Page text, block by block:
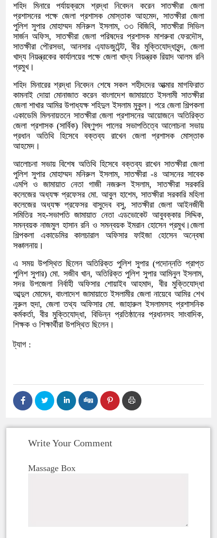
শহিদ মিনারে পর্যায়ক্রমে শ্রদ্ধা নিবেদন করেন সাতক্ষীরা জেলা
প্রশাসনের পক্ষে জেলা প্রশাসক মোস্তাক আহমেদ, সাতক্ষীরা জেলা
পুলিশ সুপার মোহাম্মদ মনিরুল ইসলাম, ৩৩ বিজিবি, সাতক্ষীরা সিভিল
সার্জন অফিস, সাতক্ষীরা জেলা পরিষদের প্রশাসক মাশরুবা ফেরদৌস,
সাতক্ষীরা পৌরসভা, আনসার এ্যাডজুটেন্ট, বীর মুক্তিযোদ্ধাবৃন্দ, জেলা
খাদ্য নিয়ন্ত্রকের কার্যালয়ের পক্ষে জেলা খাদ্য নিয়ন্ত্রক রিয়াদ আলম রনি
প্রমুখ।
শহিদ মিনারের শ্রদ্ধা নিবেদন শেষে সকল শহীদদের আত্মার মাগফিরাত
কামনাই দোয়া মোনাজাত করেন বাংলাদেশ জামায়াতে ইসলামী সাতক্ষীরা
জেলা শাখার আমির উপাধ্যক্ষ শহিদুল ইসলাম মুকুল। পরে জেলা শিল্পকলা
একাডেমি মিলনায়তনে সাতক্ষীরা জেলা প্রশাসনের আয়োজনে অতিরিক্ত
জেলা প্রশাসক (সার্বিক) বিষ্ণুপদ পালের সভাপতিত্বে আলোচনা সভায়
প্রধান অতিথি হিসেবে বক্তব্য রাখেন জেলা প্রশাসক মোস্তাক
আহমেদ।
আলোচনা সভায় বিশেষ অতিথি হিসেবে বক্তব্য রাখেন সাতক্ষীরা জেলা
পুলিশ সুপার মোহাম্মদ মনিরুল ইসলাম, সাতক্ষীরা -৪ আসনের সাবেক
এমপি ও জামায়াত নেতা গাজী নজরুল ইসলাম, সাতক্ষীরা সরকারি
কলেজের অধ্যক্ষ প্রফেসর মো. আবুল হাশেম, সাতক্ষীরা সরকারি মহিলা
কলেজের অধ্যক্ষ প্রফেসর বাসুদেব বসু, সাতক্ষীরা জেলা আইনজীবী
সমিতির সহ-সভাপতি জামায়াত নেতা এডভোকেট আবুবক্কার সিদ্দিক,
সমন্বয়ক নাজমুল হাসান রনি ও সমন্বয়ক ইমরান হোসেন প্রমুখ।জেলা
শিল্পকলা একাডেমির কালচারাল অফিসার ফাইজা হোসেন অন্বেষা
সঞ্চালনায়।
এ সময় উপস্থিত ছিলেন অতিরিক্ত পুলিশ সুপার (পদোন্নতি প্রাপ্ত
পুলিশ সুপার) মো. সজীব খান, অতিরিক্ত পুলিশ সুপার আমিনুল ইসলাম,
সদর উপজেলা নির্বাহী অফিসার শোয়াইব আহমাদ, বীর মুক্তিযোদ্ধা
আব্দুল মোমেন, বাংলাদেশ জামায়াতে ইসলামীর জেলা নায়েবে আমির শেখ
নুরুল হুদা, জেলা তথ্য অফিসার মো. জাহারুল ইসলামসহ প্রশাসনিক
কর্মকর্তা, বীর মুক্তিযোদ্ধা, বিভিন্ন প্রতিষ্ঠানের প্রধানসহ সাংবাদিক,
শিক্ষক ও শিক্ষার্থীরা উপস্থিত ছিলেন।
ট্যাগ :
Write Your Comment
Massage Box